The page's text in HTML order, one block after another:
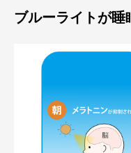
ブルーライトが睡